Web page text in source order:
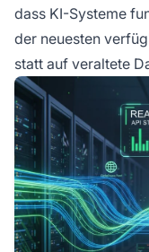
dass KI-Systeme
der neuesten
statt auf veraltete